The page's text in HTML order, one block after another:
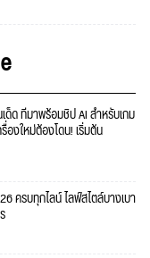
ด็ด ที่มาพร้อมชิป AI สำหรับเกม
รื่องใหม่ต้องโดน! เริ่มต้น
ครบทุกไลน์ ไลฟ์สไตล์บางเบา